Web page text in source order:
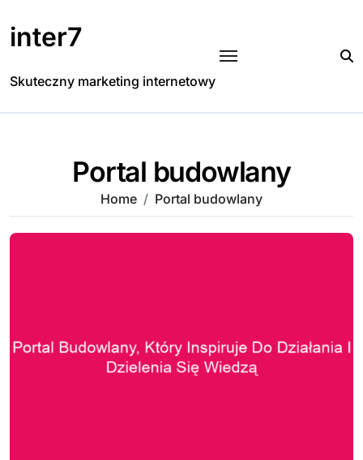
to
content
inter7
Skuteczny marketing internetowy
Portal budowlany
Home Portal budowlany